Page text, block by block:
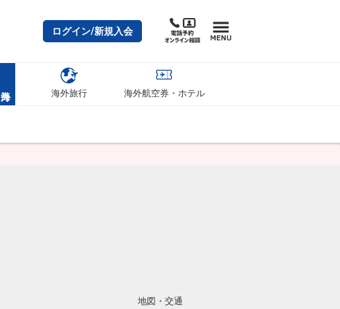
ログイン/新規入会
海外旅行 海外航空券・ホテル
地図・交通